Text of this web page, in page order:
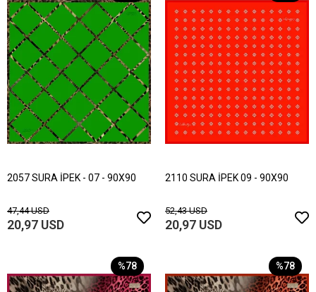
2057 SURA İPEK - 07 - 90X90
47,44 USD
20,97 USD
2110 SURA İPEK 09 - 90X90
52,43 USD
20,97 USD
%78 %78